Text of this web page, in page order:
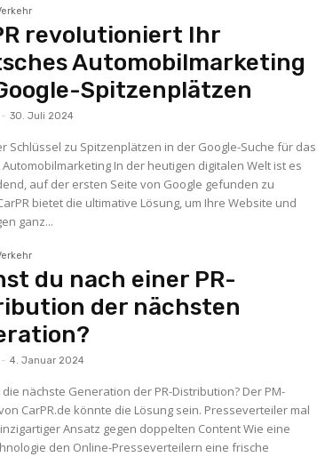
revolutioniert Ihr
Automobilmarketing
Spitzenplätzen
- 30. Juli 2024
Schlüssel zu Spitzenplätzen in der Google-Suche für das
In der heutigen digitalen Welt ist es
auf der ersten Seite von Google gefunden zu
bietet die ultimative Lösung, um Ihre Website und
ganz...
du nach einer PR-
der nächsten
- 4. Januar 2024
nächste Generation der PR-Distribution? Der PM-
könnte die Lösung sein. Presseverteiler mal
Ansatz gegen doppelten Content Wie eine
den Online-Presseverteilern eine frische